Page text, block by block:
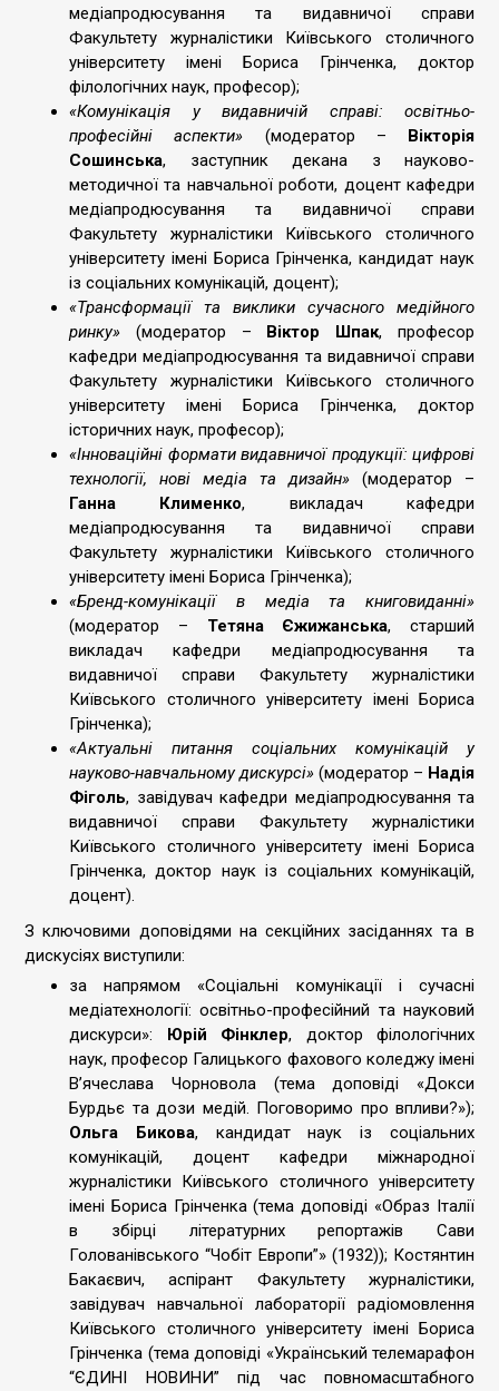
медіапродюсування та видавничої справи
Факультету журналістики Київського столичного
університету імені Бориса Грінченка, доктор
філологічних наук, професор);
«Комунікація у видавничій справі: освітньо-
професійні аспекти» (модератор – Вікторія
Сошинська, заступник декана з науково-
методичної та навчальної роботи, доцент кафедри
медіапродюсування та видавничої справи
Факультету журналістики Київського столичного
університету імені Бориса Грінченка, кандидат наук
із соціальних комунікацій, доцент);
«Трансформації та виклики сучасного медійного
ринку» (модератор – Віктор Шпак, професор
кафедри медіапродюсування та видавничої справи
Факультету журналістики Київського столичного
університету імені Бориса Грінченка, доктор
історичних наук, професор);
«Інноваційні формати видавничої продукції: цифрові
технології, нові медіа та дизайн» (модератор –
Ганна Клименко, викладач кафедри
медіапродюсування та видавничої справи
Факультету журналістики Київського столичного
університету імені Бориса Грінченка);
«Бренд-комунікації в медіа та книговиданні»
(модератор – Тетяна Єжижанська, старший
викладач кафедри медіапродюсування та
видавничої справи Факультету журналістики
Київського столичного університету імені Бориса
Грінченка);
«Актуальні питання соціальних комунікацій у
науково-навчальному дискурсі» (модератор – Надія
Фіголь, завідувач кафедри медіапродюсування та
видавничої справи Факультету журналістики
Київського столичного університету імені Бориса
Грінченка, доктор наук із соціальних комунікацій,
доцент).
З ключовими доповідями на секційних засіданнях та в
дискусіях виступили:
за напрямом «Соціальні комунікації і сучасні
медіатехнології: освітньо-професійний та науковий
дискурси»: Юрій Фінклер, доктор філологічних
наук, професор Галицького фахового коледжу імені
В’ячеслава Чорновола (тема доповіді «Докси
Бурдьє та дози медій. Поговоримо про впливи?»);
Ольга Бикова, кандидат наук із соціальних
комунікацій, доцент кафедри міжнародної
журналістики Київського столичного університету
імені Бориса Грінченка (тема доповіді «Образ Італії
в збірці літературних репортажів Сави
Голованівського “Чобіт Европи”» (1932)); Костянтин
Бакаєвич, аспірант Факультету журналістики,
завідувач навчальної лабораторії радіомовлення
Київського столичного університету імені Бориса
Грінченка (тема доповіді «Український телемарафон
“ЄДИНІ НОВИНИ” під час повномасштабного